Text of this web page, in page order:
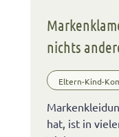
nichts
Eltern-Kind-
hat, ist in